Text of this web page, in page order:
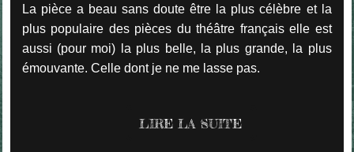
La pièce a beau sans doute être la plus célèbre et la
plus populaire des pièces du théâtre français elle est
aussi (pour moi) la plus belle, la plus grande, la plus
émouvante. Celle dont je ne me lasse pas.
LIRE LA SUITE